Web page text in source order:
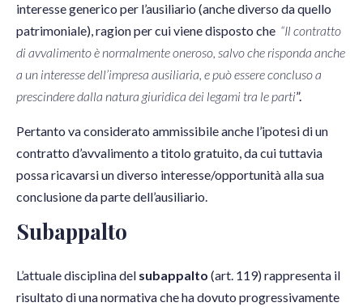
interesse generico per l’ausiliario (anche diverso da quello
patrimoniale), ragion per cui viene disposto che “Il contratto
di avvalimento è normalmente oneroso, salvo che risponda anche
a un interesse dell’impresa ausiliaria, e può essere concluso a
prescindere dalla natura giuridica dei legami tra le parti”.
Pertanto va considerato ammissibile anche l’ipotesi di un
contratto d’avvalimento a titolo gratuito, da cui tuttavia
possa ricavarsi un diverso interesse/opportunità alla sua
conclusione da parte dell’ausiliario.
Subappalto
L’attuale disciplina del subappalto (art. 119) rappresenta il
risultato di una normativa che ha dovuto progressivamente